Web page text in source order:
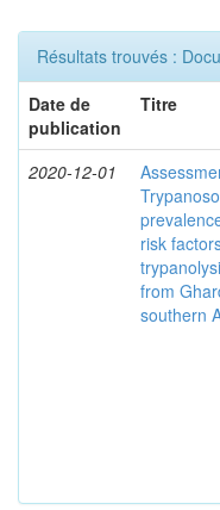
Résultats trouvés :
Date de
publication
Titre
2020-12-01
risk
from
southern